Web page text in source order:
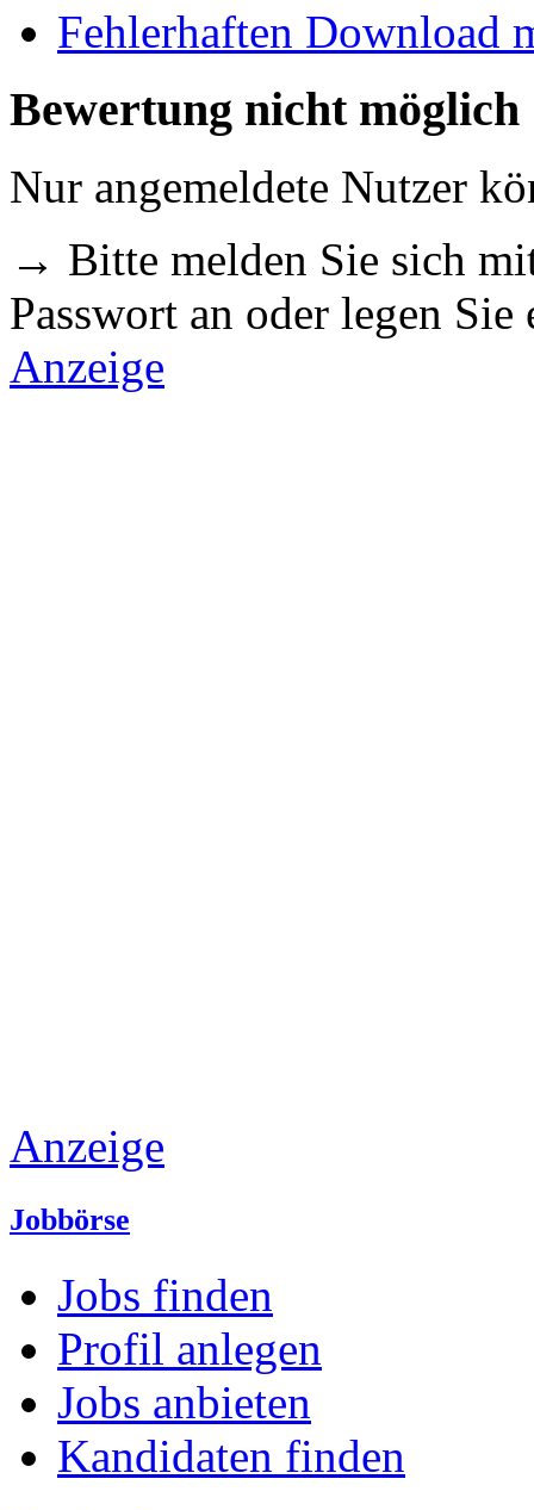
Fehlerhaften Download
Bewertung nicht möglich
Nur angemeldete Nutzer
→ Bitte melden Sie sich
Passwort an oder legen
Anzeige
Anzeige
Jobbörse
Jobs finden
Profil anlegen
Jobs anbieten
Kandidaten finden